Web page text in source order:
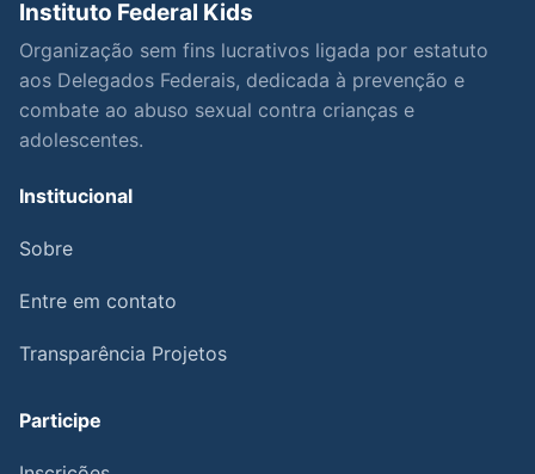
Instituto Federal Kids
Organização sem fins lucrativos ligada por estatuto
aos Delegados Federais, dedicada à prevenção e
combate ao abuso sexual contra crianças e
adolescentes.
Institucional
Sobre
Entre em contato
Transparência Projetos
Participe